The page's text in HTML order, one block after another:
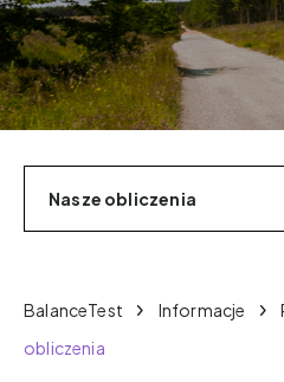
Nasze obliczenia
BalanceTest Informacje
obliczenia